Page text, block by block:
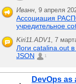
Иванн, 9 апреля
Ассоциация
учредительное
Kiri11.ADV1, 7
Логи catalina.out
JSON
1
DevOps as